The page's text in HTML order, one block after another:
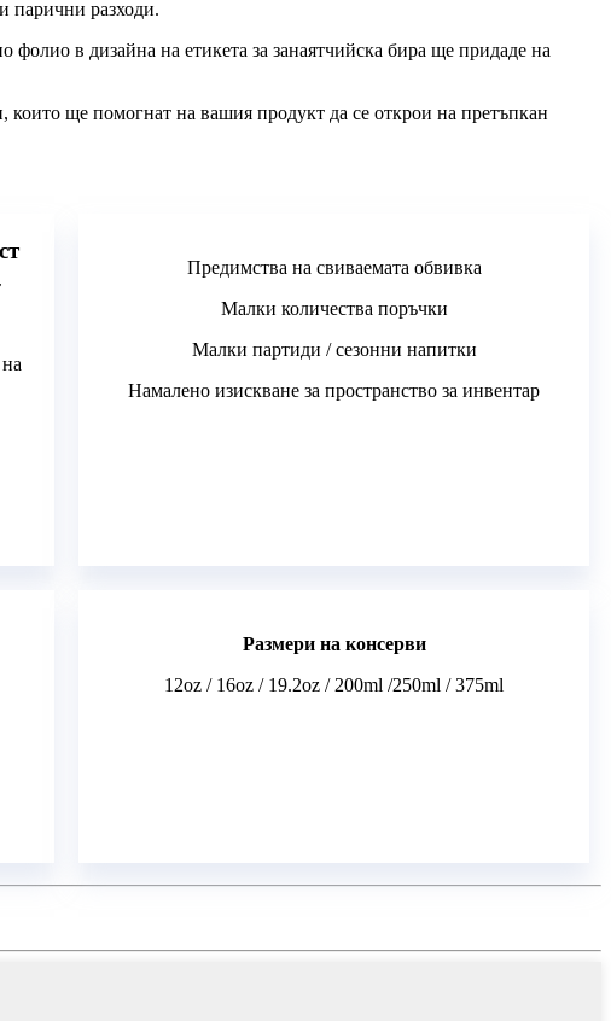
парични разходи.
в дизайна на етикета за занаятчийска бира ще придаде на
които ще помогнат на вашия продукт да се открои на претъпкан
Предимства на свиваемата обвивка
Малки количества поръчки
Малки партиди / сезонни напитки
Намалено изискване за пространство за инвентар
Размери на консерви
12oz / 16oz / 19.2oz / 200ml /250ml / 375ml